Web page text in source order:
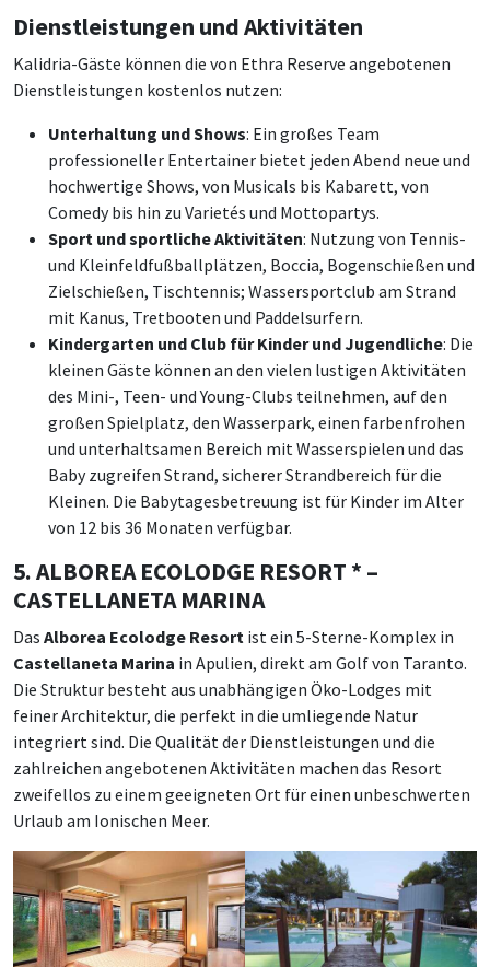
Dienstleistungen und Aktivitäten
Kalidria-Gäste können die von Ethra Reserve angebotenen
Dienstleistungen kostenlos nutzen:
Unterhaltung und Shows: Ein großes Team
professioneller Entertainer bietet jeden Abend neue und
hochwertige Shows, von Musicals bis Kabarett, von
Comedy bis hin zu Varietés und Mottopartys.
Sport und sportliche Aktivitäten: Nutzung von Tennis-
und Kleinfeldfußballplätzen, Boccia, Bogenschießen und
Zielschießen, Tischtennis; Wassersportclub am Strand
mit Kanus, Tretbooten und Paddelsurfern.
Kindergarten und Club für Kinder und Jugendliche: Die
kleinen Gäste können an den vielen lustigen Aktivitäten
des Mini-, Teen- und Young-Clubs teilnehmen, auf den
großen Spielplatz, den Wasserpark, einen farbenfrohen
und unterhaltsamen Bereich mit Wasserspielen und das
Baby zugreifen Strand, sicherer Strandbereich für die
Kleinen. Die Babytagesbetreuung ist für Kinder im Alter
von 12 bis 36 Monaten verfügbar.
5. ALBOREA ECOLODGE RESORT * –
CASTELLANETA MARINA
Das Alborea Ecolodge Resort ist ein 5-Sterne-Komplex in
Castellaneta Marina in Apulien, direkt am Golf von Taranto.
Die Struktur besteht aus unabhängigen Öko-Lodges mit
feiner Architektur, die perfekt in die umliegende Natur
integriert sind. Die Qualität der Dienstleistungen und die
zahlreichen angebotenen Aktivitäten machen das Resort
zweifellos zu einem geeigneten Ort für einen unbeschwerten
Urlaub am Ionischen Meer.